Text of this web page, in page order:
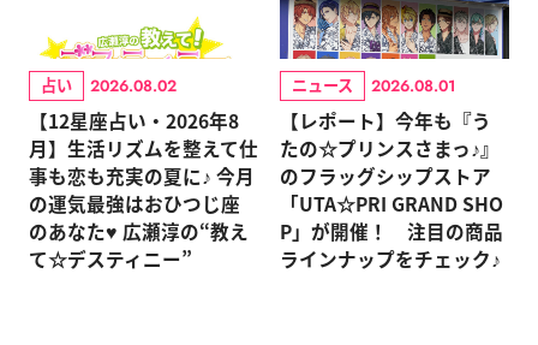
占い 2026.08.02
【12星座占い・2026年8
月】生活リズムを整えて仕
事も恋も充実の夏に♪ 今月
の運気最強はおひつじ座
のあなた♥ 広瀬淳の“教え
て☆デスティニー”
ニュース 2026.08.01
【レポート】今年も『う
たの☆プリンスさまっ♪』
のフラッグシップストア
「UTA☆PRI GRAND SHO
P」が開催！ 注目の商品
ラインナップをチェック♪